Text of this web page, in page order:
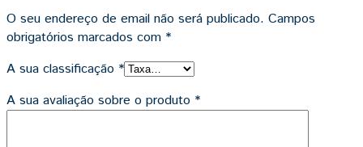
O seu endereço de email não será publicado. Campos
obrigatórios marcados com *
A sua classificação *
A sua avaliação sobre o produto *